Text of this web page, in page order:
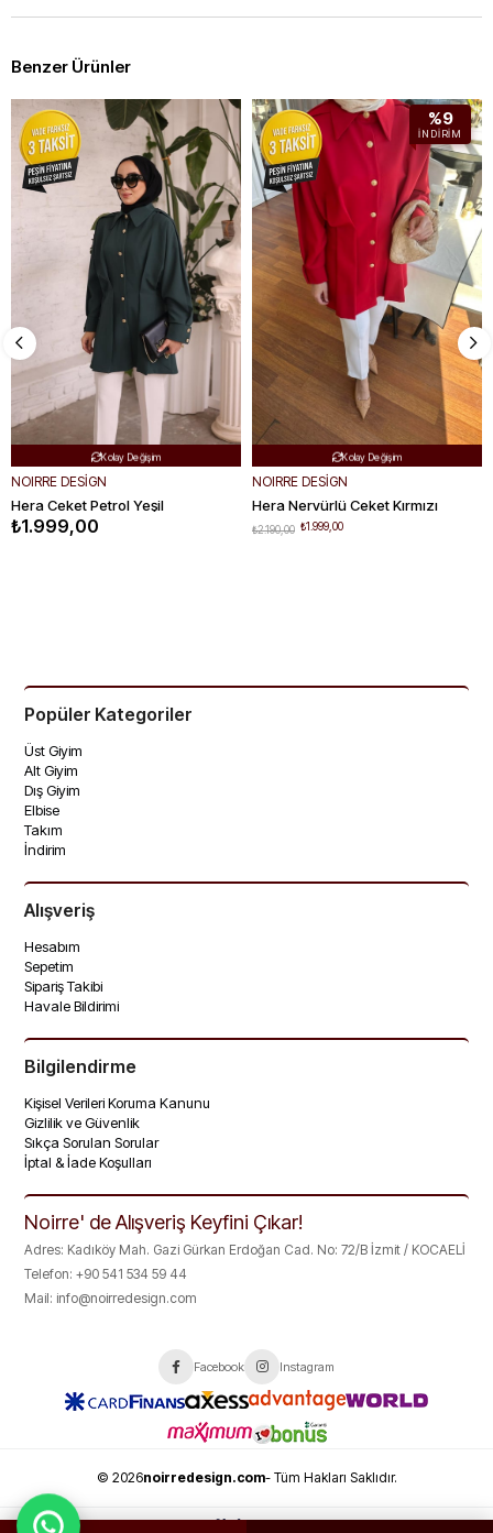
Benzer Ürünler
Ücretsiz Kargo
Hızlı Teslimat
Kolay Değişim
NOIRRE DESİGN
Hera Ceket Petrol Yeşil
₺1.999,00
🚚1 saat 17 dakika
verirsen bugün kargoda
Ücretsiz Kargo
Hızlı Teslimat
Kolay Değişim
%9
İNDIRIM
NOIRRE DESİGN
Hera Nervürlü Ceket Kırmızı
₺1.999,00
₺2.190,00
Popüler Kategoriler
Üst Giyim
Alt Giyim
Dış Giyim
Elbise
Takım
İndirim
Alışveriş
Hesabım
Sepetim
Sipariş Takibi
Havale Bildirimi
Bilgilendirme
Kişisel Verileri Koruma Kanunu
Gizlilik ve Güvenlik
Sıkça Sorulan Sorular
İptal & İade Koşulları
Noirre' de Alışveriş Keyfini Çıkar!
Adres: Kadıköy Mah. Gazi Gürkan Erdoğan Cad. No: 72/B İzmit / KOCAELİ
Telefon: +90 541 534 59 44
Mail: info@noirredesign.com
Facebook Instagram
© 2026noirredesign.com- Tüm Hakları Saklıdır.